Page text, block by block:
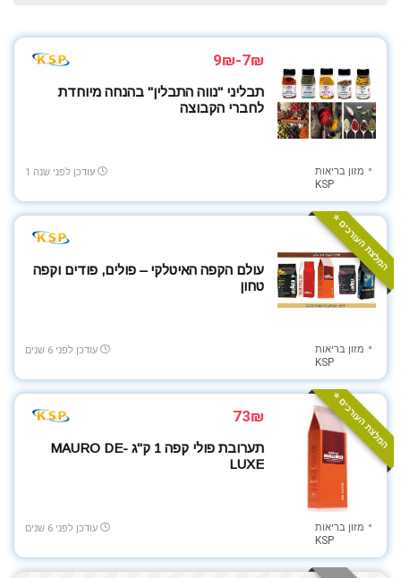
גרילים טאבונים ומעשנות
הנעלה
טאבלטים
טלויזיות
כבלים ומטענים
כלי עבודה
לרכב
מוצרי חשמל
מוצרי חשמל לבנים
מוצרי חשמל למטבח
מוצרי ניקיון
מוצרי תינוקות
מוצרים לילדים
מזון בריאות
מטבח ובישול
מכונות קפה
מכוניות בשלט רחוק
מצלמות אבטחה
מצלמות ואביזרים
משחקי קופסה ובנייה
7₪-9₪
תבליני "נווה התבלין" בהנחה מיוחדת
לחברי הקבוצה
מזון בריאות
KSP
עודכן לפני שנה 1
המלצת העורכים ⭐️
עולם הקפה האיטלקי – פולים, פודים וקפה
טחון
מזון בריאות
KSP
עודכן לפני 6 שנים
המלצת העורכים ⭐️ 73₪
תערובת פולי קפה 1 ק"ג MAURO DE-
LUXE
מזון בריאות
KSP
עודכן לפני 6 שנים